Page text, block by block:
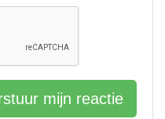
mijn reactie